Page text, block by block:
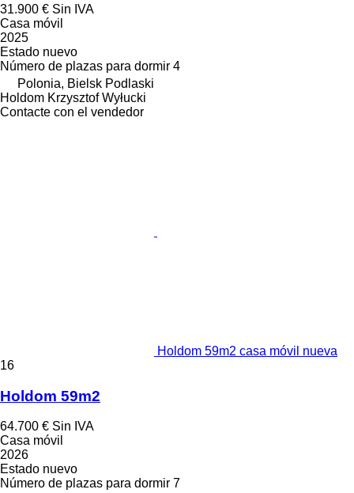
31.900 € Sin IVA
Casa móvil
2025
Estado nuevo
Número de plazas para dormir 4
Polonia, Bielsk Podlaski
Holdom Krzysztof Wyłucki
Contacte con el vendedor
Holdom 59m2 casa móvil nueva
16
Holdom 59m2
64.700 € Sin IVA
Casa móvil
2026
Estado nuevo
Número de plazas para dormir 7